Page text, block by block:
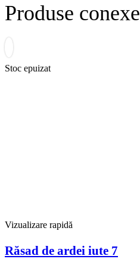
Produse conexe
Stoc epuizat
Vizualizare rapidă
Răsad de ardei iute 7